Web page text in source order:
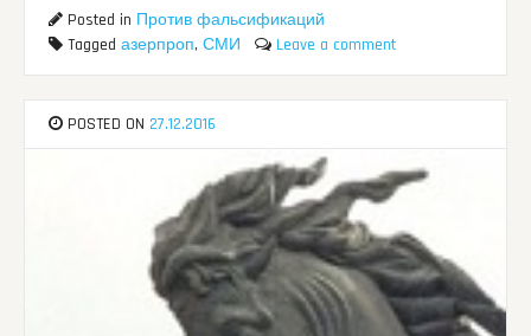
Posted in Против фальсификаций
Taggedазерпроп,СМИ Leave a comment
POSTED ON 27.12.2016